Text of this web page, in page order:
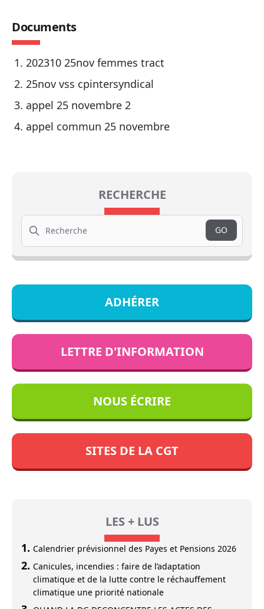
Documents
202310 25nov femmes tract
25nov vss cpintersyndical
appel 25 novembre 2
appel commun 25 novembre
RECHERCHE
Search
GO
ADHÉRER
LETTRE D'INFORMATION
NOUS ÉCRIRE
SITES DE LA CGT
LES + LUS
Calendrier prévisionnel des Payes et Pensions 2026
Canicules, incendies : faire de l’adaptation
climatique et de la lutte contre le réchauffement
climatique une priorité nationale